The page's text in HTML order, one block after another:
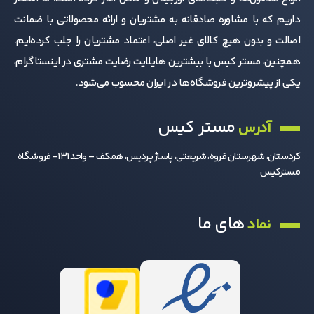
داریم که با مشاوره صادقانه به مشتریان و ارائه محصولاتی با ضمانت
اصالت و بدون هیچ کالای غیر اصلی، اعتماد مشتریان را جلب کرده‌ایم.
همچنین، مستر کیس با بیشترین هایلایت رضایت مشتری در اینستاگرام،
یکی از پیشروترین فروشگاه‌ها در ایران محسوب می‌شود.
آدرسمستر کیس
کردستان، شهرستان قروه، شریعتی، پاساژ پردیس، همکف – واحد 131- فروشگاه
مسترکیس
نمادهای ما